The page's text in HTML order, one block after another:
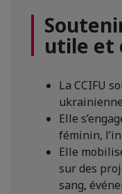
utile et
La CCIFU
Elle
féminin,
Elle
sur des
sang,